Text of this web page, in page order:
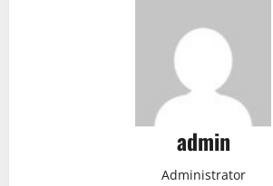
admin
Administrator